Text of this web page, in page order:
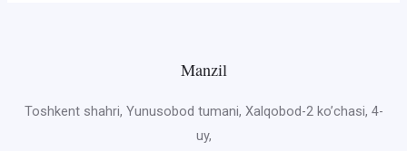
Manzil
Toshkent shahri, Yunusobod tumani, Xalqobod-2 ko’chasi, 4-
uy,